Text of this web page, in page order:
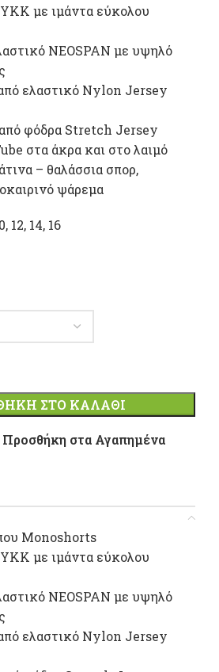
με ιμάντα εύκολου
NEOSPAN με υψηλό
ελαστικό Nylon Jersey
φόδρα Stretch Jersey
στα άκρα και στο λαιμό
– θαλάσσια σπορ,
ψάρεμα
12, 14, 16
ΣΤΟ ΚΑΛΆΘΙ
Προσθήκη στα Αγαπημένα
Monoshorts
με ιμάντα εύκολου
NEOSPAN με υψηλό
ελαστικό Nylon Jersey